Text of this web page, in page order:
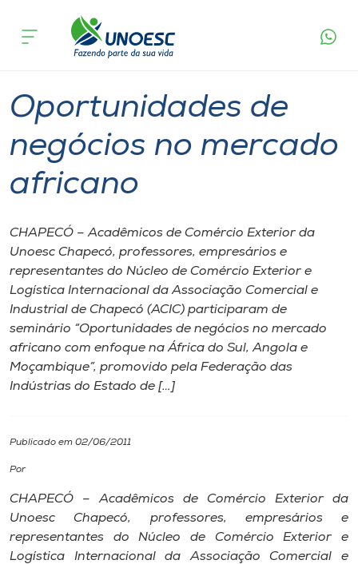
Cursos
Atendimento ao Estudante
Portal de Ensino
A
Unoesc
Internacionalização
I.nova
Diplomados
CPA
acontece
Oportunidades de
negócios no mercado
africano
CHAPECÓ – Acadêmicos de Comércio Exterior da
Unoesc Chapecó, professores, empresários e
representantes do Núcleo de Comércio Exterior e
Logística Internacional da Associação Comercial e
Industrial de Chapecó (ACIC) participaram de
seminário “Oportunidades de negócios no mercado
africano com enfoque na África do Sul, Angola e
Moçambique”, promovido pela Federação das
Indústrias do Estado de […]
Publicado em 02/06/2011
Por
CHAPECÓ – Acadêmicos de Comércio Exterior da
Unoesc Chapecó, professores, empresários e
representantes do Núcleo de Comércio Exterior e
Logística Internacional da Associação Comercial e